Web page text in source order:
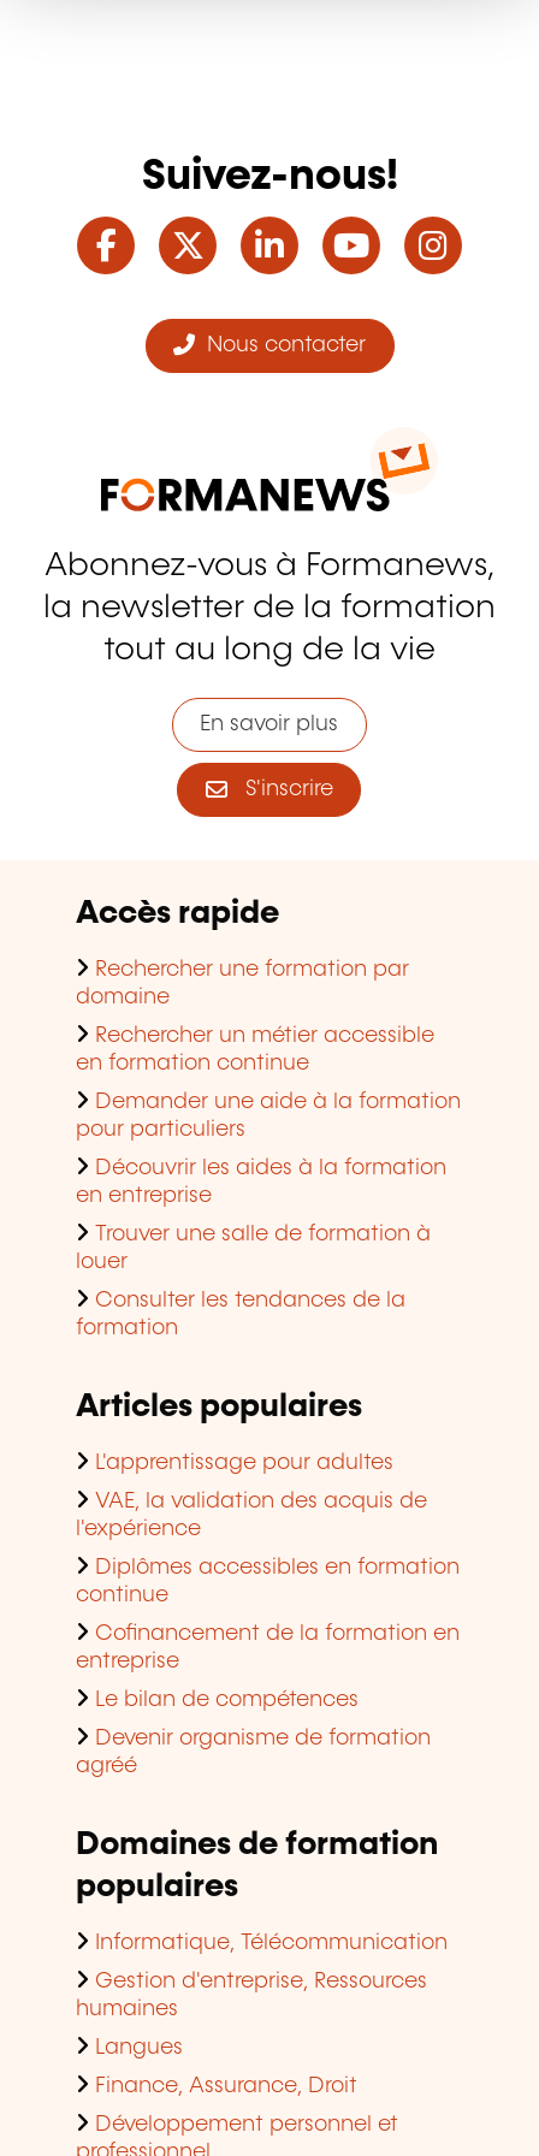
Suivez-nous!
Facebook
TwitterLinkedInYouTube
Nous contacter
Abonnez-vous à Formanews,
la newsletter de la formation
tout au long de la vie
En savoir plus
S'inscrire
Accès rapide
Rechercher une formation par
domaine
Rechercher un métier accessible
en formation continue
Demander une aide à la formation
pour particuliers
Découvrir les aides à la formation
en entreprise
Trouver une salle de formation à
louer
Consulter les tendances de la
formation
Articles populaires
L'apprentissage pour adultes
VAE, la validation des acquis de
l'expérience
Diplômes accessibles en formation
continue
Cofinancement de la formation en
entreprise
Le bilan de compétences
Devenir organisme de formation
agréé
Domaines de formation
populaires
Informatique, Télécommunication
Gestion d'entreprise, Ressources
humaines
Langues
Finance, Assurance, Droit
Développement personnel et